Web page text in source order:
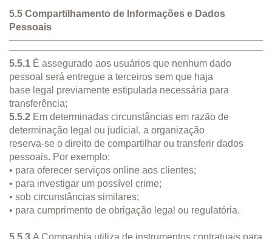
5.5 Compartilhamento de Informações e Dados
Pessoais
5.5.1 É assegurado aos usuários que nenhum dado
pessoal será entregue a terceiros sem que haja
base legal previamente estipulada necessária para
transferência;
5.5.2 Em determinadas circunstâncias em razão de
determinação legal ou judicial, a organização
reserva-se o direito de compartilhar ou transferir dados
pessoais. Por exemplo:
• para oferecer serviços online aos clientes;
• para investigar um possível crime;
• sob circunstâncias similares;
• para cumprimento de obrigação legal ou regulatória.
5.5.3 A Companhia utiliza de instrumentos contratuais para